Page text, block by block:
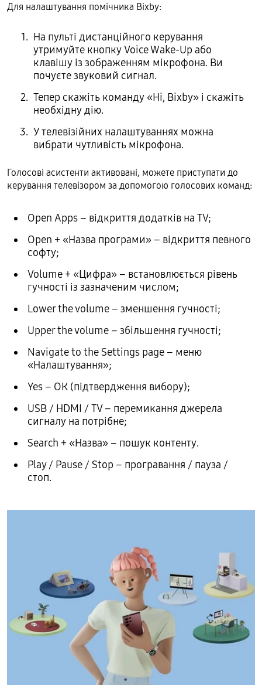
Для налаштування помічника Bixby:
На пульті дистанційного керування
утримуйте кнопку Voice Wake-Up або
клавішу із зображенням мікрофона. Ви
почуєте звуковий сигнал.
Тепер скажіть команду «Hi, Bixby» і скажіть
необхідну дію.
У телевізійних налаштуваннях можна
вибрати чутливість мікрофона.
Голосові асистенти активовані, можете приступати до
керування телевізором за допомогою голосових команд:
Open Apps – відкриття додатків на TV;
Open + «Назва програми» – відкриття певного
софту;
Volume + «Цифра» – встановлюється рівень
гучності із зазначеним числом;
Lower the volume – зменшення гучності;
Upper the volume – збільшення гучності;
Navigate to the Settings page – меню
«Налаштування»;
Yes – ОК (підтвердження вибору);
USB / HDMI / TV – перемикання джерела
сигналу на потрібне;
Search + «Назва» – пошук контенту.
Play / Pause / Stop – програвання / пауза /
стоп.